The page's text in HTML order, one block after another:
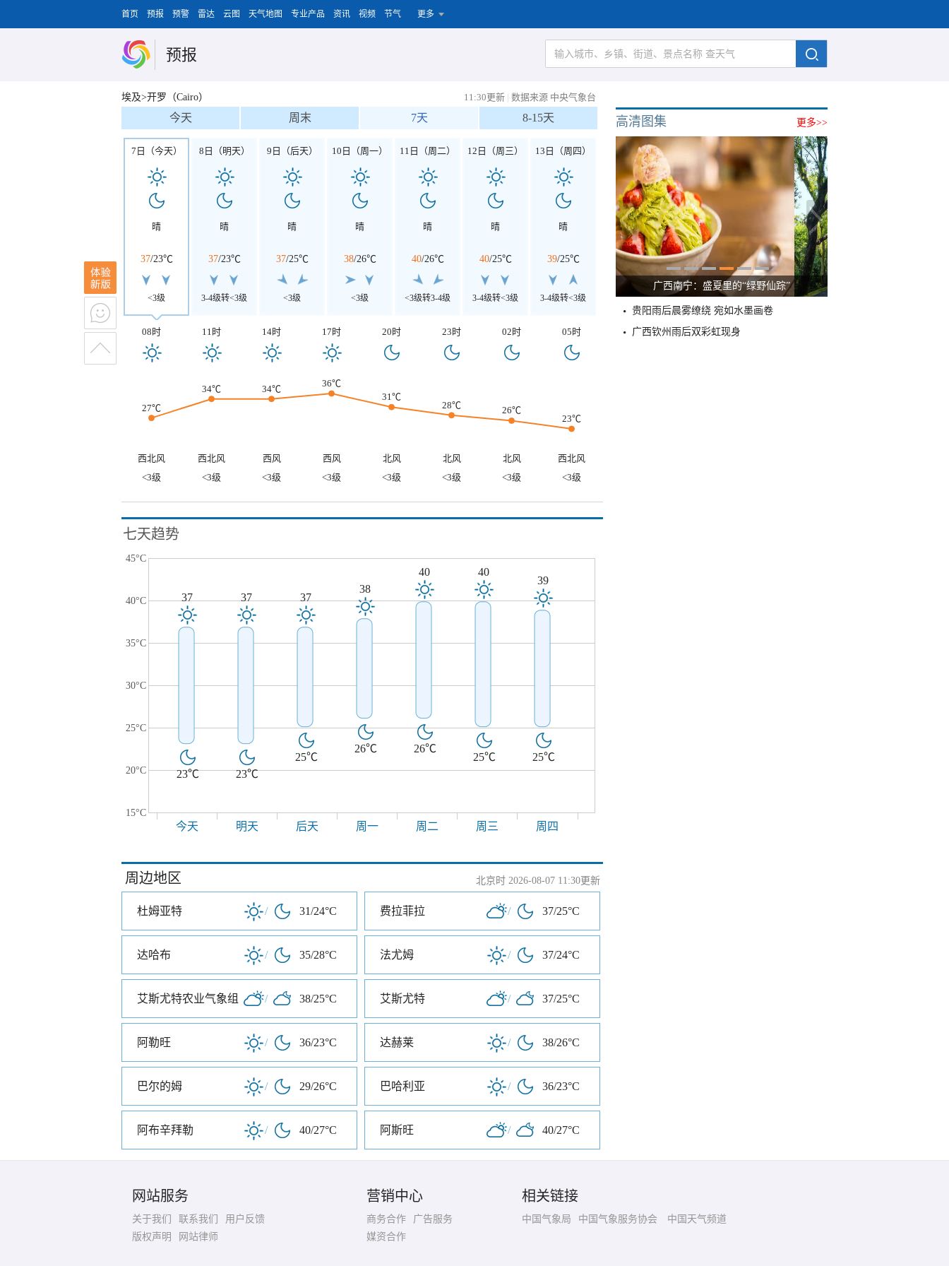
首页 预报 预警 雷达 云图 天气地图 专业产品 资讯 视频 节气 更多
预报
埃及>开罗（Cairo） 11:30更新 | 数据来源 中央气象台
今天 周末 7天 8-15天
7日（今天）
晴
37/23℃
<3级
8日（明天）
晴
37/23℃
3-4级转<3级
9日（后天）
晴
37/25℃
<3级
10日（周一）
晴
38/26℃
<3级
11日（周二）
晴
40/26℃
<3级转3-4级
12日（周三）
晴
40/25℃
3-4级转<3级
13日（周四）
晴
39/25℃
3-4级转<3级
08时 11时 14时 17时 20时 23时 02时 05时
27℃
34℃ 34℃
36℃
31℃
28℃
26℃
23℃
西北风 西北风 西风 西风 北风 北风 北风
西北风
<3级
<3级 <3级 <3级 <3级 <3级 <3级 <3级
七天趋势
45°C
40°C
35°C
30°C
25°C
20°C
15°C
37
23℃
37
23℃
37
25℃
38
26℃
40
26℃
40
25℃
39
25℃
今天 明天 后天 周一 周二 周三 周四
周边地区 北京时 2026-08-07 11:30更新
杜姆亚特 / 31/24°C 费拉菲拉 / 37/25°C
达哈布 / 35/28°C 法尤姆 / 37/24°C
艾斯尤特农业气象组 / 38/25°C 艾斯尤特 / 37/25°C
阿勒旺 / 36/23°C 达赫莱 / 38/26°C
巴尔的姆 / 29/26°C 巴哈利亚 / 36/23°C
阿布辛拜勒 / 40/27°C 阿斯旺 / 40/27°C
更多>>
高清图集
广西南宁：盛夏里的“绿野仙踪”
贵阳雨后晨雾缭绕 宛如水墨画卷
广西钦州雨后双彩虹现身
网站服务
关于我们 联系我们
用户反馈
版权声明
网站律师
营销中心
商务合作
广告服务
媒资合作
相关链接
中国气象局 中国气象服务协会 中国天气频道